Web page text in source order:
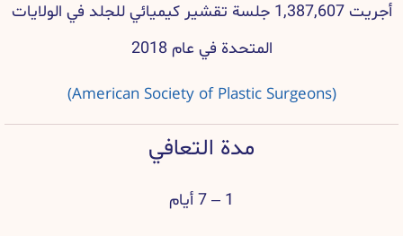
أجريت 1,387,607 جلسة تقشير كيميائي للجلد في الولايات
المتحدة في عام 2018
(American Society of Plastic Surgeons)
مدة التعافي
1 – 7 أيام